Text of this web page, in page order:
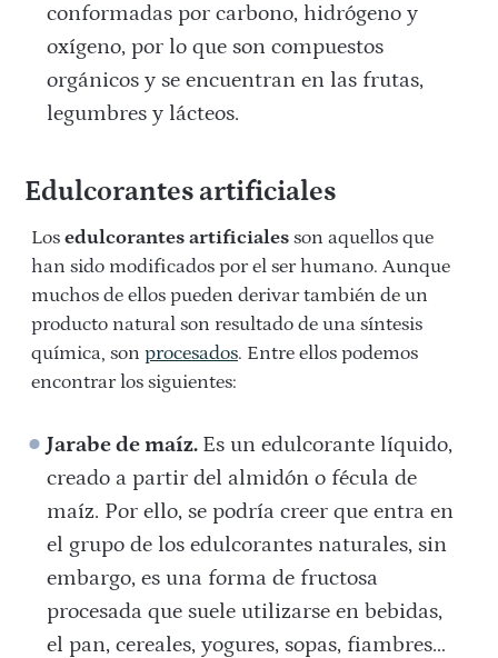
conformadas por carbono, hidrógeno y
oxígeno, por lo que son compuestos
orgánicos y se encuentran en las frutas,
legumbres y lácteos.
Edulcorantes artificiales
Los edulcorantes artificiales son aquellos que
han sido modificados por el ser humano. Aunque
muchos de ellos pueden derivar también de un
producto natural son resultado de una síntesis
química, son procesados. Entre ellos podemos
encontrar los siguientes:
Jarabe de maíz. Es un edulcorante líquido,
creado a partir del almidón o fécula de
maíz. Por ello, se podría creer que entra en
el grupo de los edulcorantes naturales, sin
embargo, es una forma de fructosa
procesada que suele utilizarse en bebidas,
el pan, cereales, yogures, sopas, fiambres…